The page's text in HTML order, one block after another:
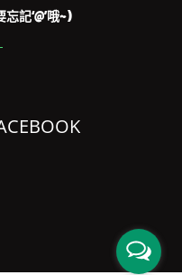
記‘@’哦~)